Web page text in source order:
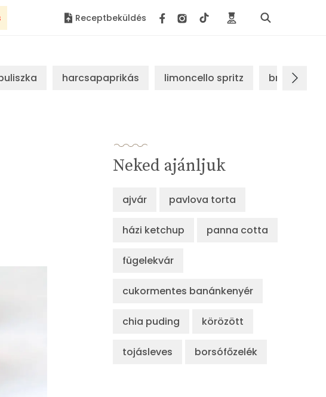
Receptbeküldés
harcsapaprikás limoncello spritz brassói
Neked ajánljuk
ajvár pavlova torta
házi ketchup panna cotta
fügelekvár
cukormentes banánkenyér
chia puding körözött
tojásleves borsófőzelék